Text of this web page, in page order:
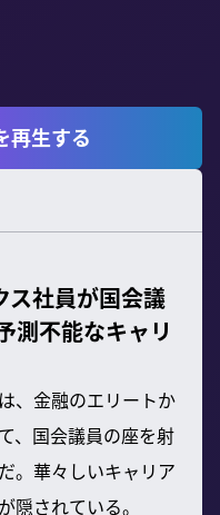
再生する
ス社員が国会議
測不能なキャリ
、金融のエリートか
、国会議員の座を射
。華々しいキャリア
隠されている。